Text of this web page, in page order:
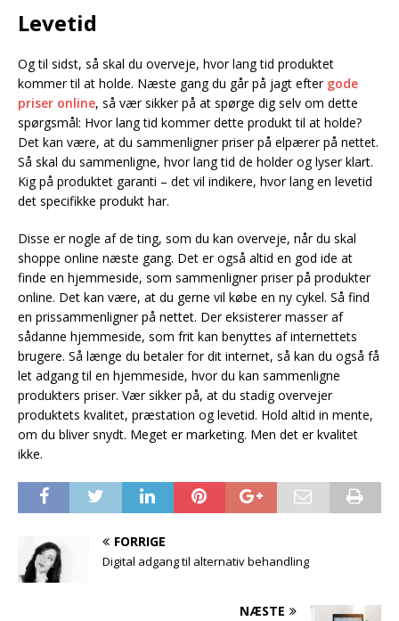
Levetid
Og til sidst, så skal du overveje, hvor lang tid produktet
kommer til at holde. Næste gang du går på jagt efter gode
priser online, så vær sikker på at spørge dig selv om dette
spørgsmål: Hvor lang tid kommer dette produkt til at holde?
Det kan være, at du sammenligner priser på elpærer på nettet.
Så skal du sammenligne, hvor lang tid de holder og lyser klart.
Kig på produktet garanti – det vil indikere, hvor lang en levetid
det specifikke produkt har.
Disse er nogle af de ting, som du kan overveje, når du skal
shoppe online næste gang. Det er også altid en god ide at
finde en hjemmeside, som sammenligner priser på produkter
online. Det kan være, at du gerne vil købe en ny cykel. Så find
en prissammenligner på nettet. Der eksisterer masser af
sådanne hjemmeside, som frit kan benyttes af internettets
brugere. Så længe du betaler for dit internet, så kan du også få
let adgang til en hjemmeside, hvor du kan sammenligne
produkters priser. Vær sikker på, at du stadig overvejer
produktets kvalitet, præstation og levetid. Hold altid in mente,
om du bliver snydt. Meget er marketing. Men det er kvalitet
ikke.
FORRIGE
Digital adgang til alternativ behandling
NÆSTE